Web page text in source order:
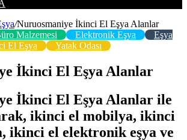
/Nuruosmaniye İkinci El Eşya Alanlar
Malzemesi Elektronik Eşya
Eşya
El Eşya Yatak Odası
İkinci El Eşya Alanlar
İkinci El Eşya Alanlar ile
ikinci el mobilya, ikinci
ikinci el elektronik eşya ve